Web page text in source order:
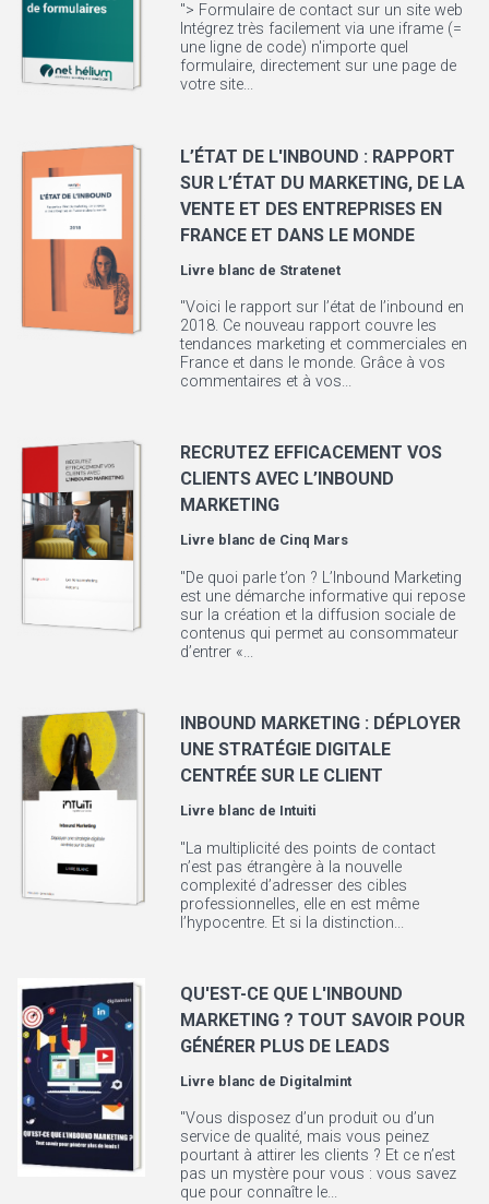
"> Formulaire de contact sur un site web
Intégrez très facilement via une iframe (=
une ligne de code) n'importe quel
formulaire, directement sur une page de
votre site...
L’ÉTAT DE L'INBOUND : RAPPORT
SUR L’ÉTAT DU MARKETING, DE LA
VENTE ET DES ENTREPRISES EN
FRANCE ET DANS LE MONDE
Livre blanc de Stratenet
"Voici le rapport sur l’état de l’inbound en
2018. Ce nouveau rapport couvre les
tendances marketing et commerciales en
France et dans le monde. Grâce à vos
commentaires et à vos...
RECRUTEZ EFFICACEMENT VOS
CLIENTS AVEC L’INBOUND
MARKETING
Livre blanc de Cinq Mars
"De quoi parle t’on ? L’Inbound Marketing
est une démarche informative qui repose
sur la création et la diffusion sociale de
contenus qui permet au consommateur
d’entrer «...
INBOUND MARKETING : DÉPLOYER
UNE STRATÉGIE DIGITALE
CENTRÉE SUR LE CLIENT
Livre blanc de Intuiti
"La multiplicité des points de contact
n’est pas étrangère à la nouvelle
complexité d’adresser des cibles
professionnelles, elle en est même
l’hypocentre. Et si la distinction...
QU'EST-CE QUE L'INBOUND
MARKETING ? TOUT SAVOIR POUR
GÉNÉRER PLUS DE LEADS
Livre blanc de Digitalmint
"Vous disposez d’un produit ou d’un
service de qualité, mais vous peinez
pourtant à attirer les clients ? Et ce n’est
pas un mystère pour vous : vous savez
que pour connaître le...